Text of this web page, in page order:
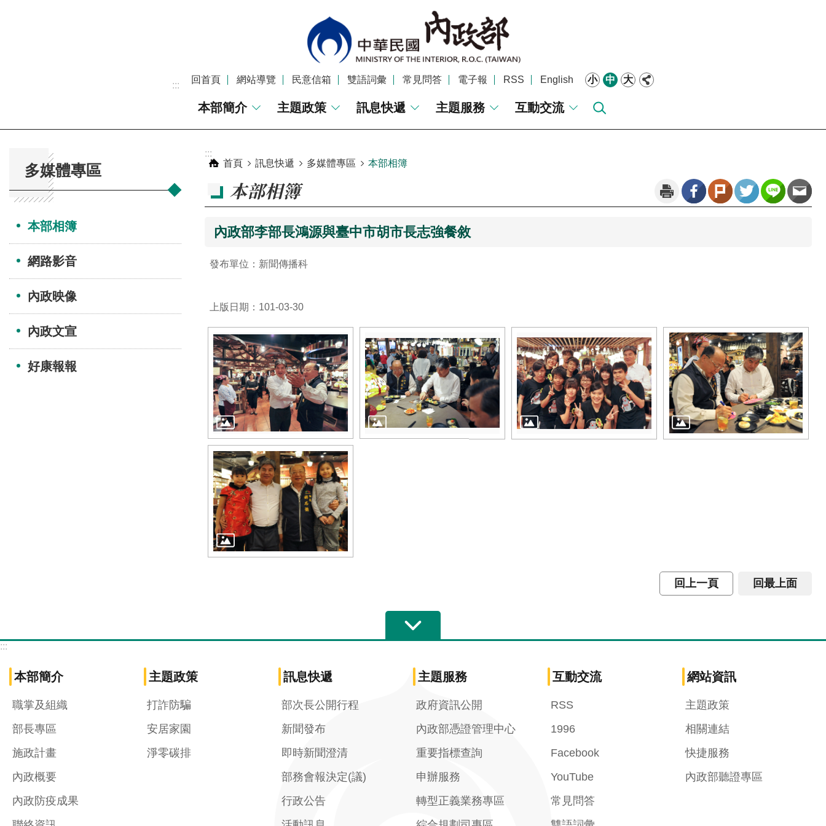
:::
回首頁 網站導覽 民意信箱 雙語詞彙 常見問答 電子報 RSS English 小 中 大
本部簡介 主題政策 訊息快遞 主題服務 互動交流
多媒體專區
本部相簿
網路影音
內政映像
內政文宣
好康報報
:::
首頁
訊息快遞 多媒體專區 本部相簿
本部相簿
內政部李部長鴻源與臺中市胡市長志強餐敘
發布單位：新聞傳播科
上版日期：101-03-30
回上一頁 回最上面
:::
本部簡介
職掌及組織
部長專區
施政計畫
內政概要
內政防疫成果
主題政策
打詐防騙
安居家園
淨零碳排
訊息快遞
部次長公開行程
新聞發布
即時新聞澄清
部務會報決定(議)
行政公告
主題服務
政府資訊公開
內政部憑證管理中心
重要指標查詢
申辦服務
轉型正義業務專區
互動交流
RSS
1996
Facebook
YouTube
常見問答
網站資訊
主題政策
相關連結
快捷服務
內政部聽證專區